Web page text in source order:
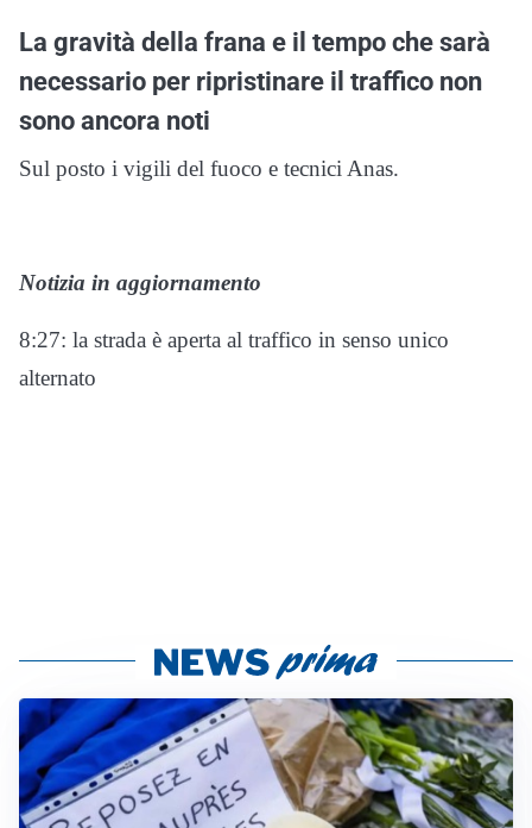
La gravità della frana e il tempo che sarà
necessario per ripristinare il traffico non
sono ancora noti
Sul posto i vigili del fuoco e tecnici Anas.
Notizia in aggiornamento
8:27: la strada è aperta al traffico in senso unico
alternato